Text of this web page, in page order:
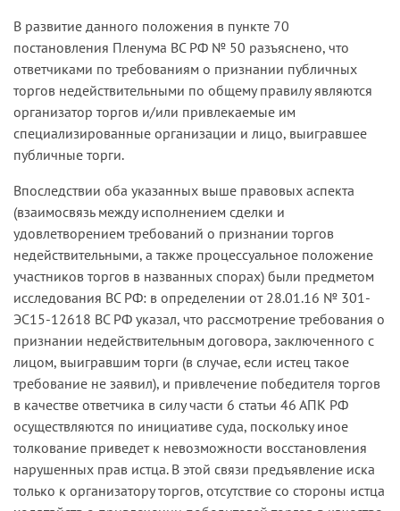
В развитие данного положения в пункте 70
постановления Пленума ВС РФ № 50 разъяснено, что
ответчиками по требованиям о признании публичных
торгов недействительными по общему правилу являются
организатор торгов и/или привлекаемые им
специализированные организации и лицо, выигравшее
публичные торги.
Впоследствии оба указанных выше правовых аспекта
(взаимосвязь между исполнением сделки и
удовлетворением требований о признании торгов
недействительными, а также процессуальное положение
участников торгов в названных спорах) были предметом
исследования ВС РФ: в определении от 28.01.16 № 301-
ЭС15-12618 ВС РФ указал, что рассмотрение требования о
признании недействительным договора, заключенного с
лицом, выигравшим торги (в случае, если истец такое
требование не заявил), и привлечение победителя торгов
в качестве ответчика в силу части 6 статьи 46 АПК РФ
осуществляются по инициативе суда, поскольку иное
толкование приведет к невозможности восстановления
нарушенных прав истца. В этой связи предъявление иска
только к организатору торгов, отсутствие со стороны истца